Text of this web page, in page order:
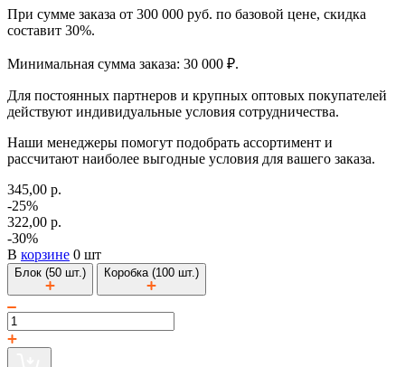
При сумме заказа от 300 000 руб. по базовой цене, скидка
составит 30%.
Минимальная сумма заказа: 30 000 ₽.
Для постоянных партнеров и крупных оптовых покупателей
действуют индивидуальные условия сотрудничества.
Наши менеджеры помогут подобрать ассортимент и
рассчитают наиболее выгодные условия для вашего заказа.
345,00 р.
-25%
322,00 р.
-30%
В корзине 0 шт
Блок (50 шт.) Коробка (100 шт.)